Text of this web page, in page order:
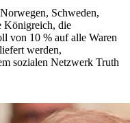
Schweden,
Königreich, die
von 10 % auf alle Waren
werden,
sozialen Netzwerk Truth